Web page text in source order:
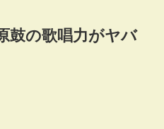
鼓の歌唱力がヤバ